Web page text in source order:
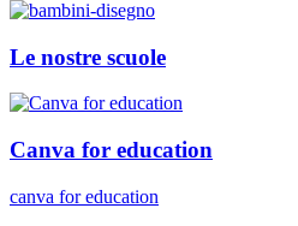
Le nostre scuole
Canva for education
canva for education